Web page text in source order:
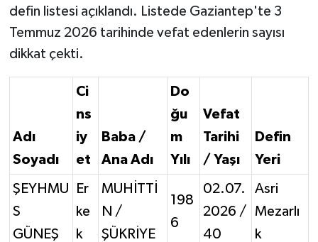
defin listesi açıklandı. Listede Gaziantep'te 3
Temmuz 2026 tarihinde vefat edenlerin sayısı
dikkat çekti.
Adı
Soyadı
Ci
ns
iy
et
Baba /
Ana Adı
Do
ğu
m
Yılı
Vefat
Tarihi
/ Yaşı
Defin
Yeri
ŞEYHMU
S
GÜNEŞ
Er
ke
k
MUHİTTİ
N /
ŞÜKRİYE
198
6
02.07.
2026 /
40
Asri
Mezarlı
k
Yaşam
Yemek